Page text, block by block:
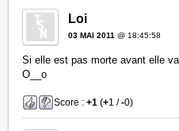
Loi
03 MAI 2011 @ 18:45:58
Si elle est pas morte avant elle
O__o
Score :+1 (+1 /-0)